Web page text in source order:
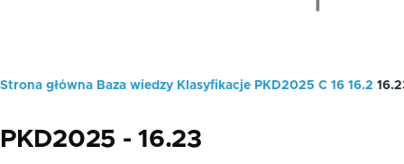
Ścieżka
Strona główna Baza wiedzy Klasyfikacje PKD2025 C 16 16.2
PKD2025 - 16.23